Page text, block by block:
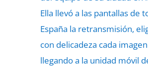
Ella llevó a las pantallas de
España la retransmisión,
con delicadeza cada
llegando a la unidad móvil